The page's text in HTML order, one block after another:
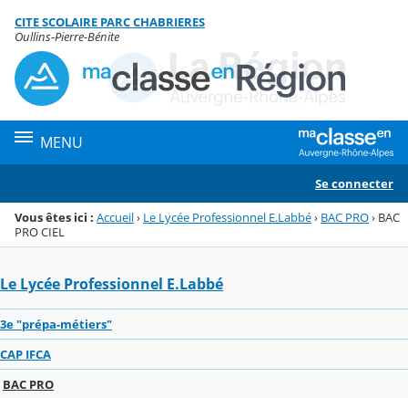
Menu de la rubrique
Contenu
CITE SCOLAIRE PARC CHABRIERES
Oullins-Pierre-Bénite
MENU
Se connecter
Vous êtes ici : Accueil› Le Lycée Professionnel E.Labbé› BAC PRO› BAC
PRO CIEL
Le Lycée Professionnel E.Labbé
3e "prépa-métiers"
CAP IFCA
BAC PRO